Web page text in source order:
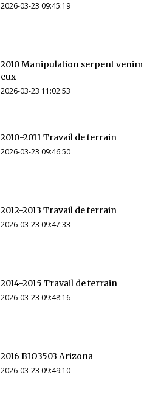
2026-03-23 09:45:19
2010 Manipulation serpent venim
eux
2026-03-23 11:02:53
2010-2011 Travail de terrain
2026-03-23 09:46:50
2012-2013 Travail de terrain
2026-03-23 09:47:33
2014-2015 Travail de terrain
2026-03-23 09:48:16
2016 BIO3503 Arizona
2026-03-23 09:49:10